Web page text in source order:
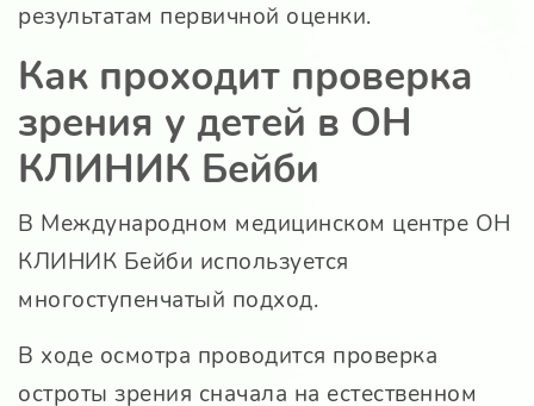
результатам первичной оценки.
Как проходит проверка
зрения у детей в ОН
КЛИНИК Бейби
В Международном медицинском центре ОН
КЛИНИК Бейби используется
многоступенчатый подход.
В ходе осмотра проводится проверка
остроты зрения сначала на естественном